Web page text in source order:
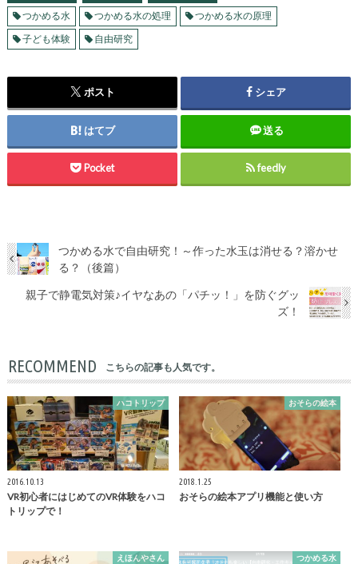
つかめる水
つかめる水の処理
つかめる水の原理
子ども体験
自由研究
ポスト シェア
はてブ 送る
Pocket feedly
つかめる水で自由研究！～作った水玉は消せる？溶かせ
る？（後篇）
親子で静電気対策♪イヤなあの「パチッ！」を防ぐグッ
ズ！
RECOMMEND こちらの記事も人気です。
ハコトリップ
2016.10.13
VR初心者にはじめてのVR体験をハコ
トリップで！
おそらの絵本
2018.1.25
おそらの絵本アプリ機能と使い方
えほんやさん つかめる水